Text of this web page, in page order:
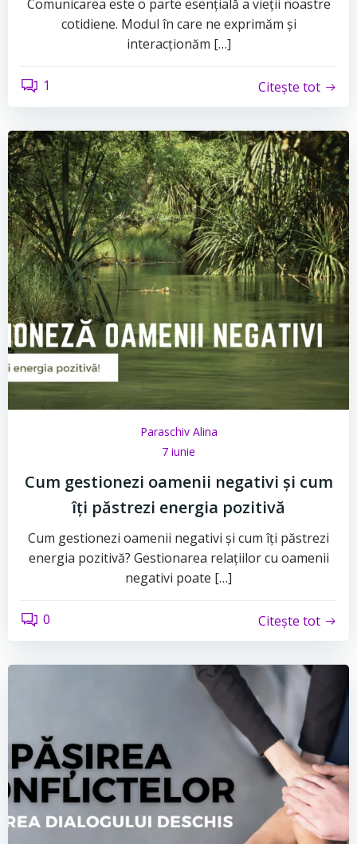
Comunicarea este o parte esențială a vieții noastre
cotidiene. Modul în care ne exprimăm și
interacționăm […]
1 Citește tot
Paraschiv Alina
7 iunie
Cum gestionezi oamenii negativi și cum
îți păstrezi energia pozitivă
Cum gestionezi oamenii negativi și cum îți păstrezi
energia pozitivă? Gestionarea relațiilor cu oamenii
negativi poate […]
0 Citește tot